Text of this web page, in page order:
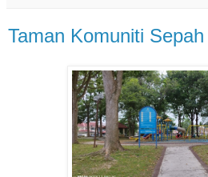
Taman Komuniti